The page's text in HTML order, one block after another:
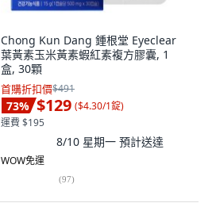
Chong Kun Dang 鍾根堂 Eyeclear
葉黃素玉米黃素蝦紅素複方膠囊, 1
盒, 30顆
首購折扣價$491
73% $129 ($4.30/1錠)
運費 $195
8/10 星期一 預計送達
WOW免運
(97)